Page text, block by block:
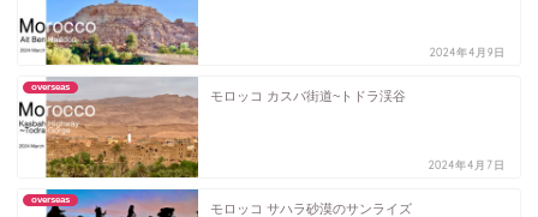
2024年4月9日
overseas
モロッコ カスバ街道~トドラ渓谷
2024年4月7日
overseas
モロッコ サハラ砂漠のサンライズ